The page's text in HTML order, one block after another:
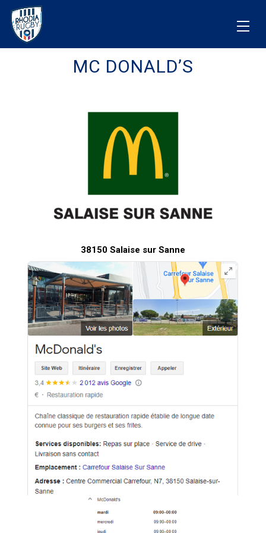
MC DONALD’S
38150 Salaise sur Sanne